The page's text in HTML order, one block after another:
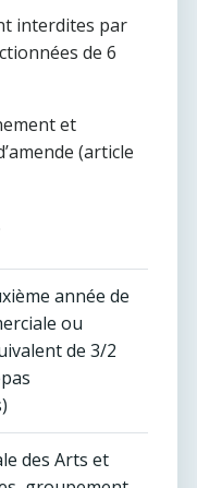
interdites par
de 6
et
(article
année de
ou
de 3/2
des Arts et